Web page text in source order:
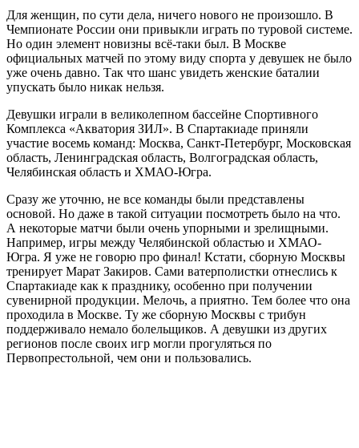
Для женщин, по сути дела, ничего нового не произошло. В
Чемпионате России они привыкли играть по туровой системе.
Но один элемент новизны всё-таки был. В Москве
официальных матчей по этому виду спорта у девушек не было
уже очень давно. Так что шанс увидеть женские баталии
упускать было никак нельзя.
Девушки играли в великолепном бассейне Спортивного
Комплекса «Акватория ЗИЛ». В Спартакиаде приняли
участие восемь команд: Москва, Санкт-Петербург, Московская
область, Ленинградская область, Волгоградская область,
Челябинская область и ХМАО-Югра.
Сразу же уточню, не все команды были представлены
основой. Но даже в такой ситуации посмотреть было на что.
А некоторые матчи были очень упорными и зрелищными.
Например, игры между Челябинской областью и ХМАО-
Югра. Я уже не говорю про финал! Кстати, сборную Москвы
тренирует Марат Закиров. Сами ватерполистки отнеслись к
Спартакиаде как к празднику, особенно при получении
сувенирной продукции. Мелочь, а приятно. Тем более что она
проходила в Москве. Ту же сборную Москвы с трибун
поддерживало немало болельщиков. А девушки из других
регионов после своих игр могли прогуляться по
Первопрестольной, чем они и пользовались.